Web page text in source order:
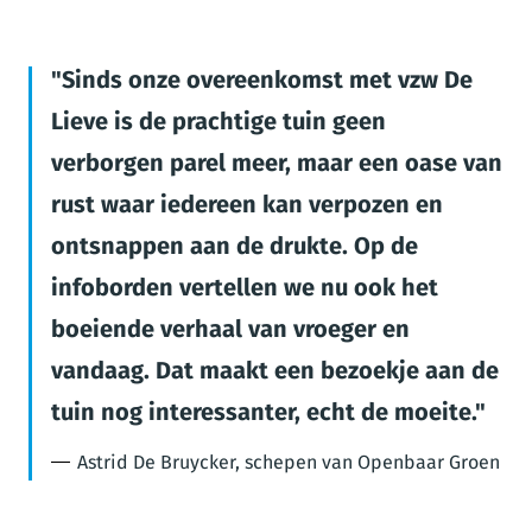
Sinds onze overeenkomst met vzw De
Lieve is de prachtige tuin geen
verborgen parel meer, maar een oase van
rust waar iedereen kan verpozen en
ontsnappen aan de drukte. Op de
infoborden vertellen we nu ook het
boeiende verhaal van vroeger en
vandaag. Dat maakt een bezoekje aan de
tuin nog interessanter, echt de moeite.
Astrid De Bruycker, schepen van Openbaar Groen